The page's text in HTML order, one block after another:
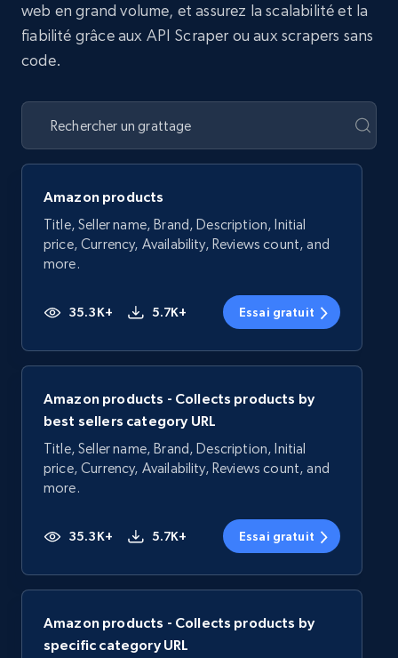
web en grand volume, et assurez la scalabilité et la
fiabilité grâce aux API Scraper ou aux scrapers sans
code.
Amazon products
Title, Seller name, Brand, Description, Initial
price, Currency, Availability, Reviews count, and
more.
35.3K+ 5.7K+ Essai gratuit
Amazon products - Collects products by
best sellers category URL
Title, Seller name, Brand, Description, Initial
price, Currency, Availability, Reviews count, and
more.
35.3K+ 5.7K+ Essai gratuit
Amazon products - Collects products by
specific category URL